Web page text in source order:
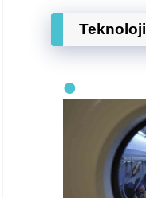
Teknoloji